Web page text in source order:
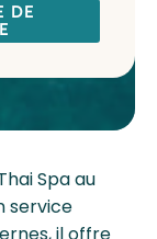
DE
Spa au
service